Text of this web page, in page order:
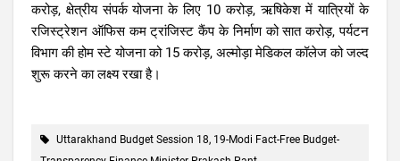
करोड़, क्षेत्रीय संपर्क योजना के लिए 10 करोड़, ऋषिकेश में यात्रियों के
रजिस्ट्रेशन ऑफिस कम ट्रांजिस्ट कैंप के निर्माण को सात करोड़, पर्यटन
विभाग की होम स्टे योजना को 15 करोड़, अल्मोड़ा मेडिकल कॉलेज को जल्द
शुरू करने का लक्ष्य रखा है।
Uttarakhand Budget Session 18, 19-Modi Fact-Free Budget-